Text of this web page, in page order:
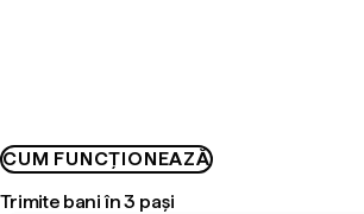
CUM FUNCȚIONEAZĂ
Trimite bani în 3 pași